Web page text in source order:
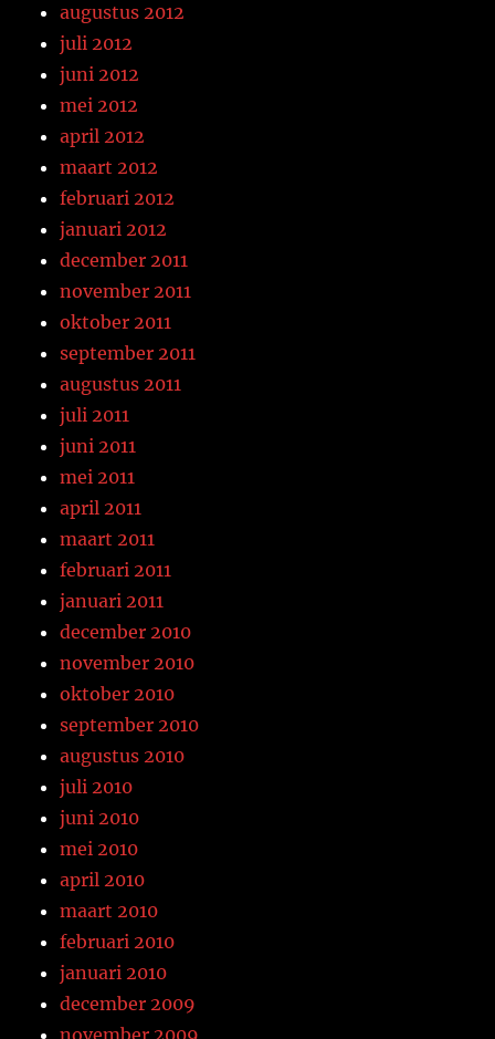
augustus 2012
juli 2012
juni 2012
mei 2012
april 2012
maart 2012
februari 2012
januari 2012
december 2011
november 2011
oktober 2011
september 2011
augustus 2011
juli 2011
juni 2011
mei 2011
april 2011
maart 2011
februari 2011
januari 2011
december 2010
november 2010
oktober 2010
september 2010
augustus 2010
juli 2010
juni 2010
mei 2010
april 2010
maart 2010
februari 2010
januari 2010
december 2009